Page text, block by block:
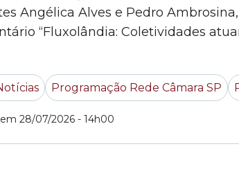
Angélica Alves e Pedro
“Fluxolândia: Coletividades
os bastidores da
culturais e espaços teatrais na
Programação Rede Câmara SP
28/07/2026 - 14h00